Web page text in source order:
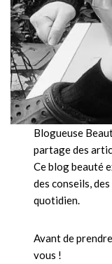
Blogueuse
partage des
Ce blog beauté
des conseils,
quotidien.
Avant de
vous !